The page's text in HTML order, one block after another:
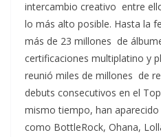
intercambio creativo entre
lo más alto posible. Hasta la
más de 23 millones de
certificaciones multiplatino y
reunió miles de millones de
debuts consecutivos en el
mismo tiempo, han
como BottleRock, Ohana,